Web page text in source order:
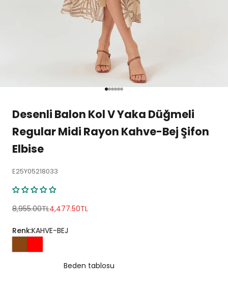
1 ögesine git
2 ögesine git
3 ögesine git
4 ögesine git
5 ögesine git
6 ögesine git
Desenli Balon Kol V Yaka Düğmeli
Regular Midi Rayon Kahve-Bej Şifon
Elbise
E25Y05218033
Normal fiyat
8,955.00TLİndirimli fiyat
4,477.50TL
Renk:KAHVE-BEJ
Beden tablosu